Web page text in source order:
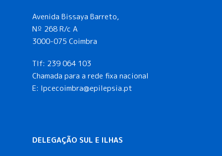
Avenida Bissaya Barreto,
Nº 268 R/c A
3000-075 Coimbra
Tlf: 239 064 103
Chamada para a rede fixa nacional
E: lpcecoimbra@epilepsia.pt
DELEGAÇÃO SUL E ILHAS